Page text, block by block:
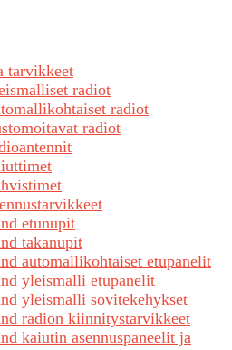
tarvikkeet
radiot
radiot
radiot
etunupit
takanupit
automallikohtaiset etupanelit
yleismalli etupanelit
yleismalli sovitekehykset
radion kiinnitystarvikkeet
kaiutin asennuspaneelit ja